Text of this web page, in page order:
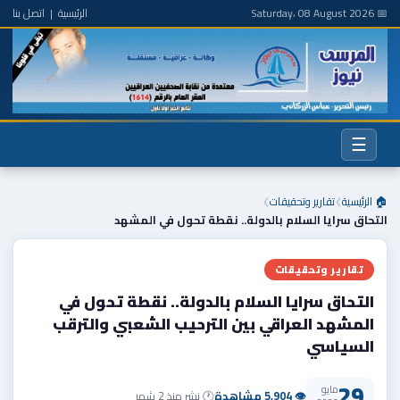
📅 Saturday، 08 August 2026 الرئيسية | اتصل بنا
☰
🏠 الرئيسية❯تقارير وتحقيقات❯
التحاق سرايا السلام بالدولة.. نقطة تحول في المشهد
تقارير وتحقيقات
التحاق سرايا السلام بالدولة.. نقطة تحول في
المشهد العراقي بين الترحيب الشعبي والترقب
السياسي
مايو